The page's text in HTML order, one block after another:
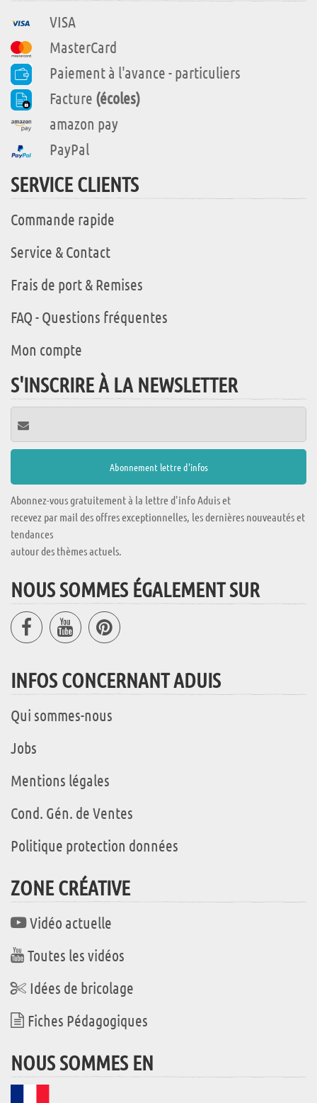
VISA
MasterCard
Paiement à l'avance - particuliers
Facture (écoles)
amazon pay
PayPal
SERVICE CLIENTS
Commande rapide
Service & Contact
Frais de port & Remises
FAQ - Questions fréquentes
Mon compte
S'INSCRIRE À LA NEWSLETTER
Abonnez-vous gratuitement à la lettre d'info Aduis et
recevez par mail des offres exceptionnelles, les dernières nouveautés et
tendances
autour des thèmes actuels.
NOUS SOMMES ÉGALEMENT SUR
INFOS CONCERNANT ADUIS
Qui sommes-nous
Jobs
Mentions légales
Cond. Gén. de Ventes
Politique protection données
ZONE CRÉATIVE
Vidéo actuelle
Toutes les vidéos
Idées de bricolage
Fiches Pédagogiques
NOUS SOMMES EN